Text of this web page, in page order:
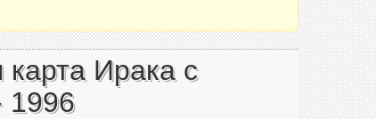
Ирака с
1996